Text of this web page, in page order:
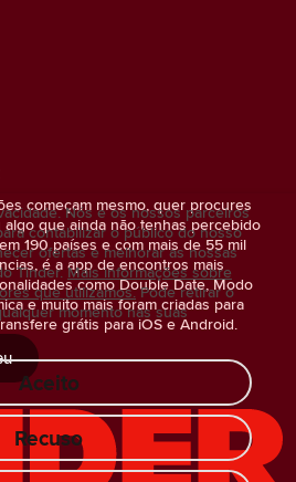
começam mesmo, quer procures
que ainda não tenhas percebido
190 países e com mais de 55 mil
é a app de encontros mais
como Double Date, Modo
e muito mais foram criadas para
grátis para iOS e Android.
Nós e os nossos parceiros
contabilizar o público do nosso
ofertas e melhorar as nossas
Tinder. Mais informações sobre
que utilizamos. Pode retirar o
momento nas suas
Aceito
Recuso